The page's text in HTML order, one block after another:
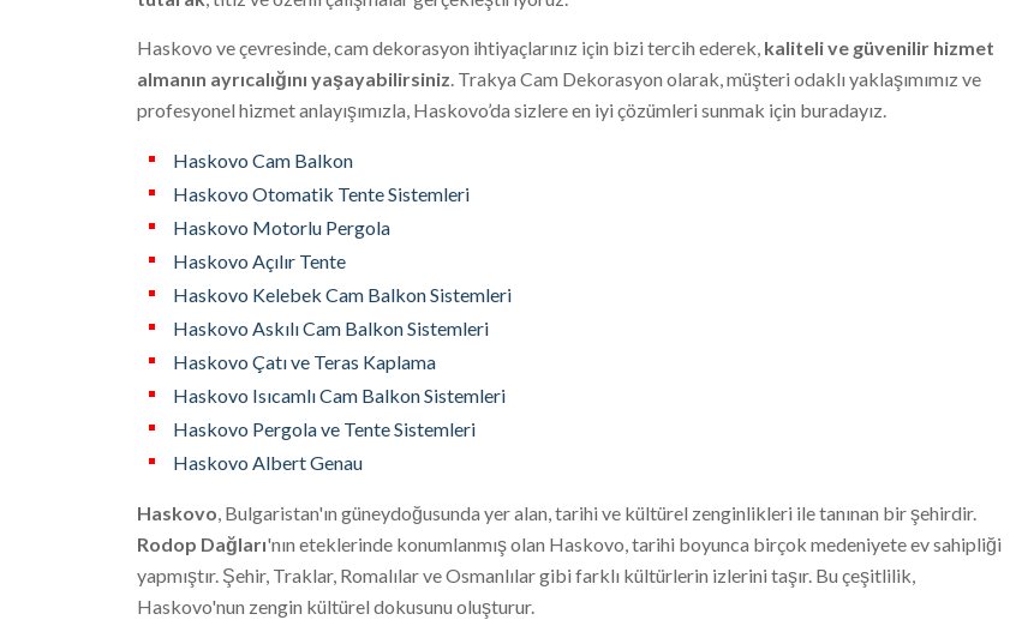
Haskovo ve çevresinde, cam dekorasyon ihtiyaçlarınız için bizi tercih ederek, kaliteli ve güvenilir hizmet
almanın ayrıcalığını yaşayabilirsiniz . Trakya Cam Dekorasyon olarak, müşteri odaklı yaklaşımımız ve
profesyonel hizmet anlayışımızla, Haskovo’da sizlere en iyi çözümleri sunmak için buradayız.
Haskovo Cam Balkon
Haskovo Otomatik Tente Sistemleri
Haskovo Motorlu Pergola
Haskovo Açılır Tente
Haskovo Kelebek Cam Balkon Sistemleri
Haskovo Askılı Cam Balkon Sistemleri
Haskovo Çatı ve Teras Kaplama
Haskovo Isıcamlı Cam Balkon Sistemleri
Haskovo Pergola ve Tente Sistemleri
Haskovo Albert Genau
Haskovo , Bulgaristan'ın güneydoğusunda yer alan, tarihi ve kültürel zenginlikleri ile tanınan bir şehirdir.
Rodop Dağları'nın eteklerinde konumlanmış olan Haskovo, tarihi boyunca birçok medeniyete ev sahipliği
yapmıştır. Şehir, Traklar, Romalılar ve Osmanlılar gibi farklı kültürlerin izlerini taşır. Bu çeşitlilik,
Haskovo'nun zengin kültürel dokusunu oluşturur.